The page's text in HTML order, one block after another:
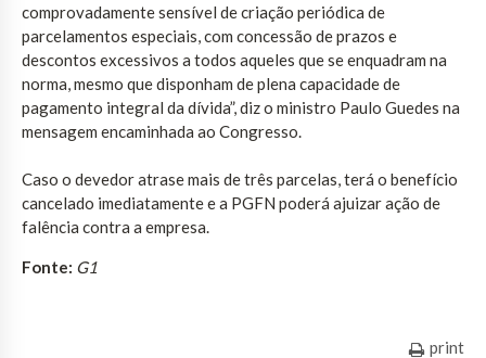
comprovadamente sensível de criação periódica de
parcelamentos especiais, com concessão de prazos e
descontos excessivos a todos aqueles que se enquadram na
norma, mesmo que disponham de plena capacidade de
pagamento integral da dívida”, diz o ministro Paulo Guedes na
mensagem encaminhada ao Congresso.
Caso o devedor atrase mais de três parcelas, terá o benefício
cancelado imediatamente e a PGFN poderá ajuizar ação de
falência contra a empresa.
Fonte: G1
print